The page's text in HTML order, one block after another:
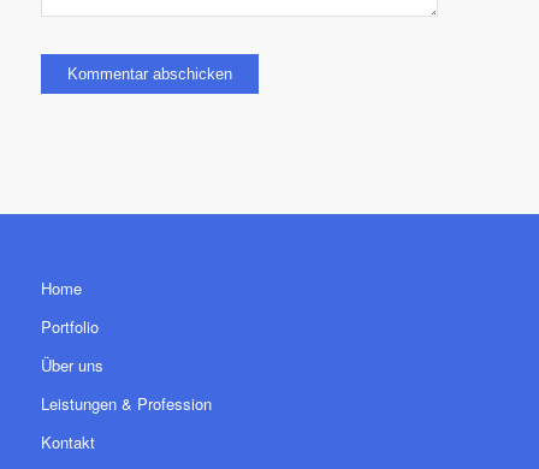
Home
Portfolio
Über uns
Leistungen & Profession
Kontakt